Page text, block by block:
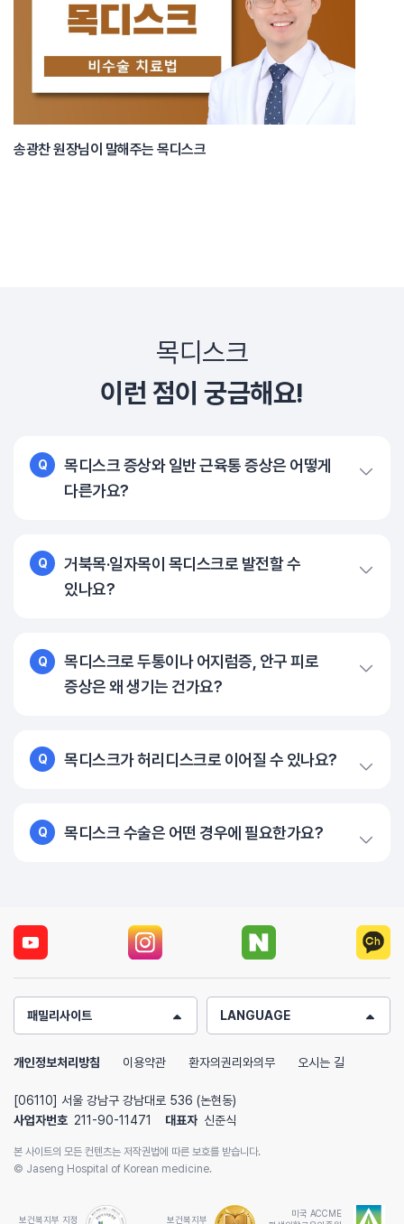
송광찬 원장님이 말해주는 목디스크
목디스크
이런 점이 궁금해요!
Q
목디스크 증상와 일반 근육통 증상은 어떻게
다른가요?
Q
거북목·일자목이 목디스크로 발전할 수
있나요?
Q
목디스크로 두통이나 어지럼증, 안구 피로
증상은 왜 생기는 건가요?
Q 목디스크가 허리디스크로 이어질 수 있나요?
Q 목디스크 수술은 어떤 경우에 필요한가요?
패밀리사이트 LANGUAGE
개인정보처리방침 이용약관 환자의권리와의무 오시는 길
[06110] 서울 강남구 강남대로 536 (논현동)
사업자번호 211-90-11471 대표자 신준식
본 사이트의 모든 컨텐츠는 저작권법에 따른 보호를 받습니다.
© Jaseng Hospital of Korean medicine.
보건복지부 지정 보건복지부
미국 ACCME